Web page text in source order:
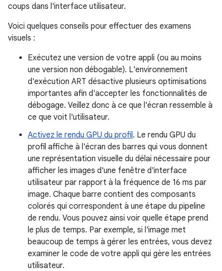
coups dans l'interface utilisateur.
Voici quelques conseils pour effectuer des examens
visuels :
Exécutez une version de votre appli (ou au moins
une version non débogable). L'environnement
d'exécution ART désactive plusieurs optimisations
importantes afin d'accepter les fonctionnalités de
débogage. Veillez donc à ce que l'écran ressemble à
ce que voit l'utilisateur.
Activez le rendu GPU du profil. Le rendu GPU du
profil affiche à l'écran des barres qui vous donnent
une représentation visuelle du délai nécessaire pour
afficher les images d'une fenêtre d'interface
utilisateur par rapport à la fréquence de 16 ms par
image. Chaque barre contient des composants
colorés qui correspondent à une étape du pipeline
de rendu. Vous pouvez ainsi voir quelle étape prend
le plus de temps. Par exemple, si l'image met
beaucoup de temps à gérer les entrées, vous devez
examiner le code de votre appli qui gère les entrées
utilisateur.